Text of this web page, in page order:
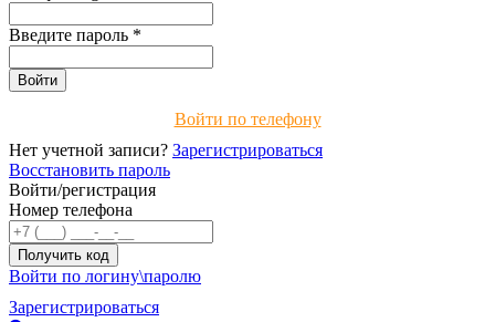
Введите пароль *
Войти по телефону
Нет учетной записи? Зарегистрироваться
Восстановить пароль
Войти/регистрация
Номер телефона
Войти по логину\паролю
Зарегистрироваться